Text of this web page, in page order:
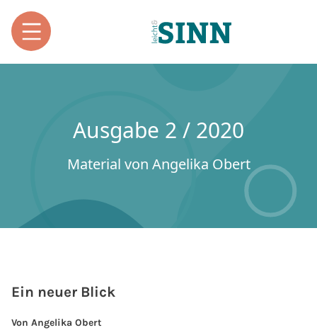
Ausgabe 2 / 2020
Material von Angelika Obert
Ein neuer Blick
Von Angelika Obert